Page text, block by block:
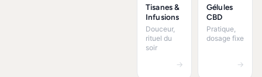
Tisanes &
Infusions
Douceur,
rituel du
soir
→
Gélules
CBD
Pratique,
dosage fixe
→